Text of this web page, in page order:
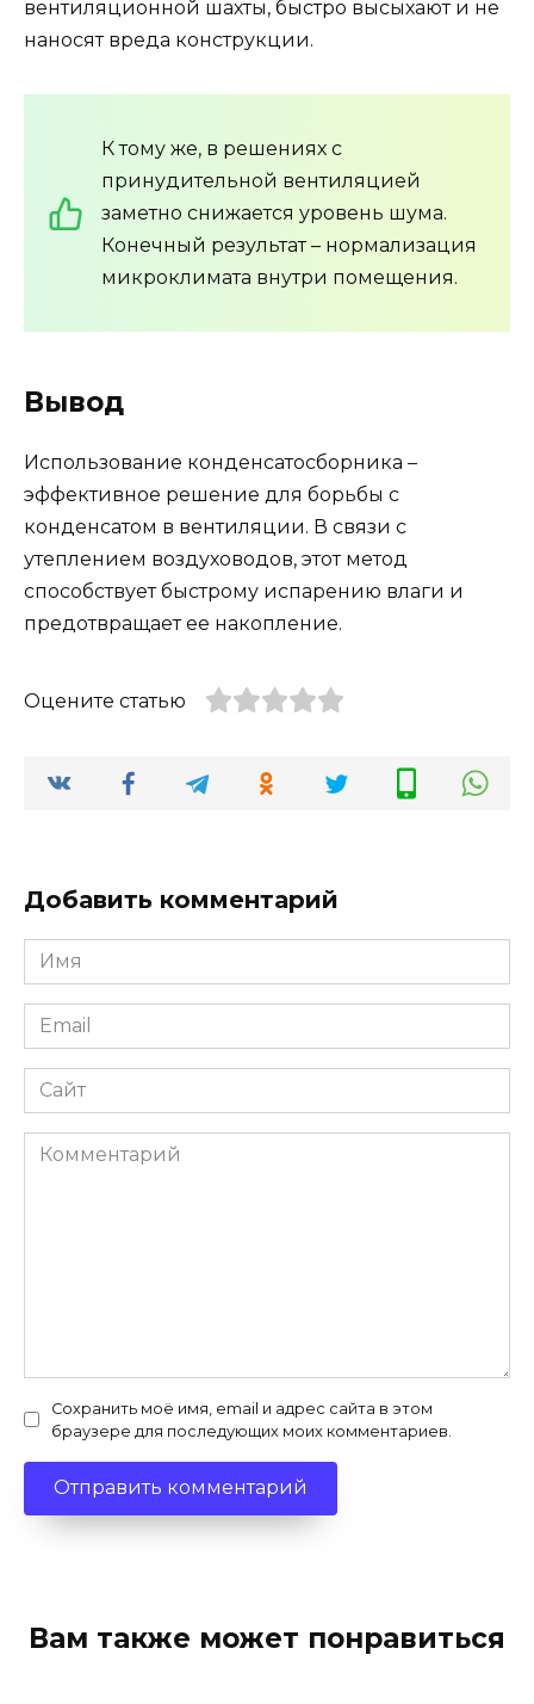
вентиляционной шахты, быстро высыхают и не
наносят вреда конструкции.
К тому же, в решениях с
принудительной вентиляцией
заметно снижается уровень шума.
Конечный результат – нормализация
микроклимата внутри помещения.
Вывод
Использование конденсатосборника –
эффективное решение для борьбы с
конденсатом в вентиляции. В связи с
утеплением воздуховодов, этот метод
способствует быстрому испарению влаги и
предотвращает ее накопление.
Оцените статью
Добавить комментарий
Имя
*
Email
*
Сайт
Комментарий
Сохранить моё имя, email и адрес сайта в этом
браузере для последующих моих комментариев.
Вам также может понравиться